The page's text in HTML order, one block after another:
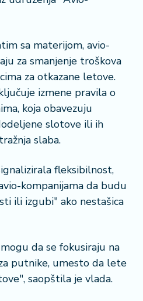
sa materijom, avio-
za smanjenje troškova
za otkazane letove.
izmene pravila o
koja obavezuju
slotove ili ih
slaba.
fleksibilnost,
kompanijama da budu
ili izgubi" ako nestašica
da se fokusiraju na
putnike, umesto da lete
saopštila je vlada.